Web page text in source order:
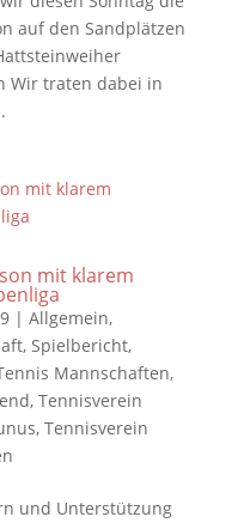
auf den Sandplätzen
Wir traten dabei in
mit klarem
| Allgemein,
, Spielbericht,
Mannschaften,
, Tennisverein
, Tennisverein
und Unterstützung